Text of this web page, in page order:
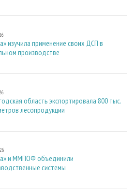
изучила применение своих ДСП в
производстве
область экспортировала 800 тыс.
лесопродукции
и ММПОФ объединили
системы